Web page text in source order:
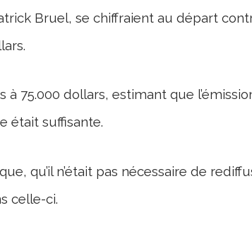
Bruel, se chiffraient au départ
75.000 dollars, estimant que
était suffisante.
qu’il n’était pas nécessaire de
celle-ci.